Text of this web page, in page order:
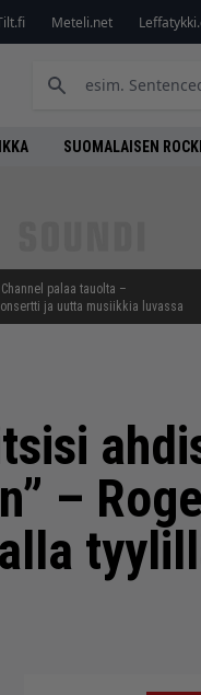
Meteli.net
SUOMALAISEN
palaa tauolta –
ja uutta musiikkia luvassa
–